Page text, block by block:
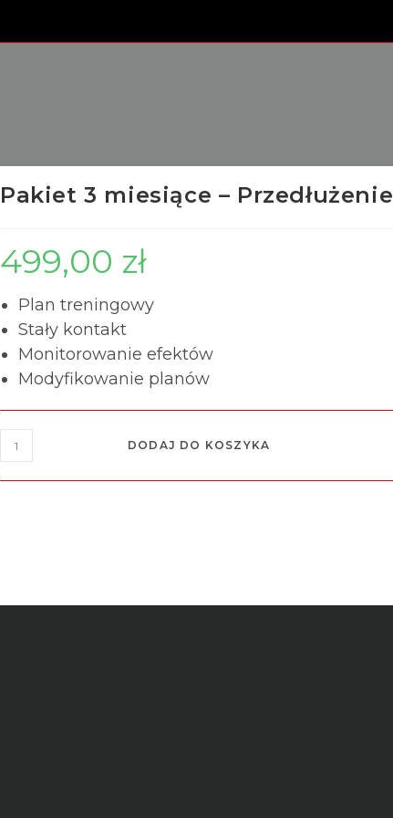
Pakiet 3 miesiące – Przedłużenie
499,00 zł
Plan treningowy
Stały kontakt
Monitorowanie efektów
Modyfikowanie planów
DODAJ DO KOSZYKA